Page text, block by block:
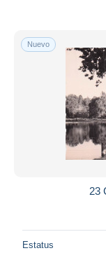
Nuevo
23
Estatus